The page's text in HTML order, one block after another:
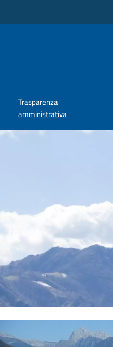
Trasparenza
amministrativa